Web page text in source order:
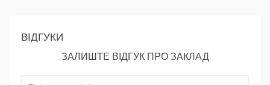
ВІДГУКИ
ЗАЛИШТЕ ВІДГУК ПРО ЗАКЛАД